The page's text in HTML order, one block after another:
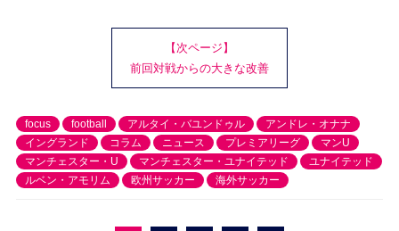
【次ページ】
前回対戦からの大きな改善
focus football アルタイ・バユンドゥル
アンドレ・オナナ
イングランド
コラム ニュース プレミアリーグ
マンU
マンチェスター・U
マンチェスター・ユナイテッド
ユナイテッド
ルベン・アモリム
欧州サッカー 海外サッカー